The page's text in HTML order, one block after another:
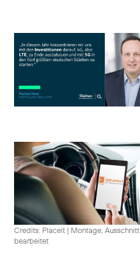
Credits: Placeit | Montage, Ausschnitt
bearbeitet